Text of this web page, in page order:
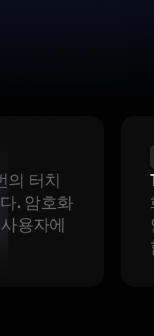
의 터치
. 암호화
용자에